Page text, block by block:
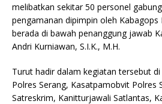
melibatkan sekitar 50 personel
pengamanan dipimpin oleh Kabagops
berada di bawah penanggung jawab
Andri Kurniawan, S.I.K., M.H.
Turut hadir dalam kegiatan tersebut
Polres Serang, Kasatpamobvit Polres
Satreskrim, Kanitturjawali Satlantas,